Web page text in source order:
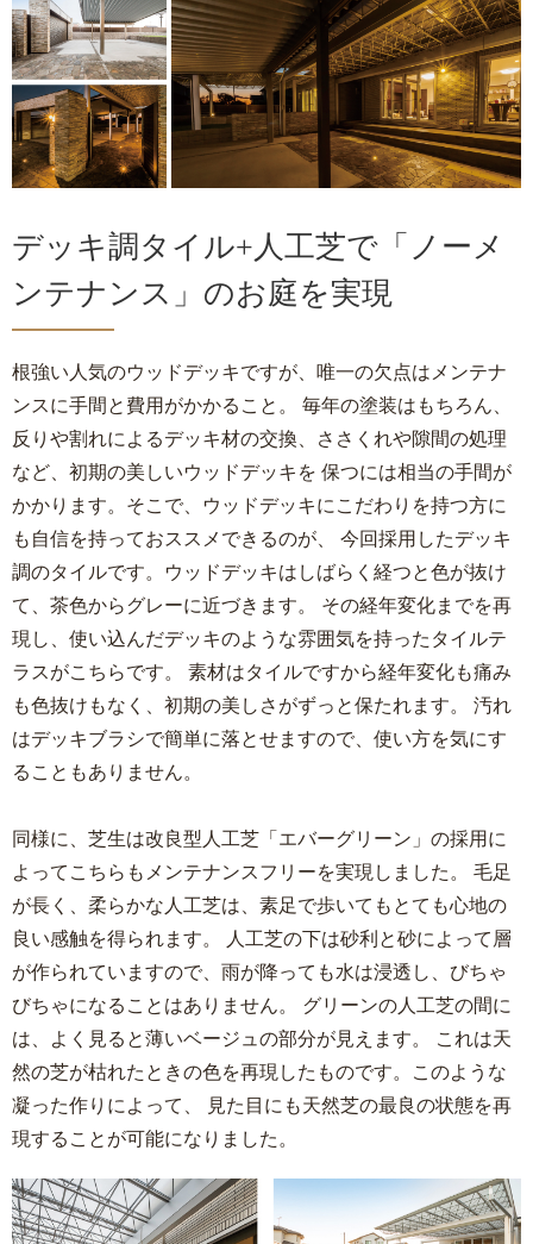
デッキ調タイル+人工芝で「ノーメ
ンテナンス」のお庭を実現
根強い人気のウッドデッキですが、唯一の欠点はメンテナ
ンスに手間と費用がかかること。 毎年の塗装はもちろん、
反りや割れによるデッキ材の交換、ささくれや隙間の処理
など、初期の美しいウッドデッキを 保つには相当の手間が
かかります。そこで、ウッドデッキにこだわりを持つ方に
も自信を持っておススメできるのが、 今回採用したデッキ
調のタイルです。ウッドデッキはしばらく経つと色が抜け
て、茶色からグレーに近づきます。 その経年変化までを再
現し、使い込んだデッキのような雰囲気を持ったタイルテ
ラスがこちらです。 素材はタイルですから経年変化も痛み
も色抜けもなく、初期の美しさがずっと保たれます。 汚れ
はデッキブラシで簡単に落とせますので、使い方を気にす
ることもありません。
同様に、芝生は改良型人工芝「エバーグリーン」の採用に
よってこちらもメンテナンスフリーを実現しました。 毛足
が長く、柔らかな人工芝は、素足で歩いてもとても心地の
良い感触を得られます。 人工芝の下は砂利と砂によって層
が作られていますので、雨が降っても水は浸透し、びちゃ
びちゃになることはありません。 グリーンの人工芝の間に
は、よく見ると薄いベージュの部分が見えます。 これは天
然の芝が枯れたときの色を再現したものです。このような
凝った作りによって、 見た目にも天然芝の最良の状態を再
現することが可能になりました。